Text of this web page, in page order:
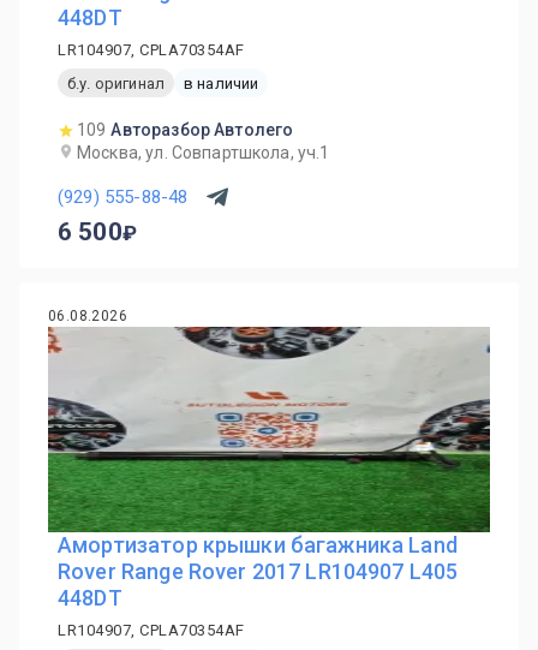
448DT
LR104907, CPLA70354AF
б.у. оригинал
в наличии
109 Авторазбор Автолего
Москва, ул. Совпартшкола, уч.1
(929) 555-88-48
6 500
06.08.2026
Амортизатор крышки багажника Land
Rover Range Rover 2017 LR104907 L405
448DT
LR104907, CPLA70354AF